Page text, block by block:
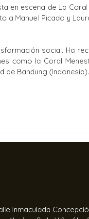
en escena de La
a Manuel Picado y
social. Ha
como la Coral
de Bandung (Indonesia).
Inmaculada